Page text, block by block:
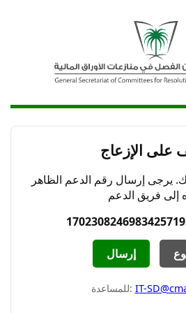
على الإزعاج
إرسال رقم الدعم الظاهر
إرسال
للمساعدة: IT-